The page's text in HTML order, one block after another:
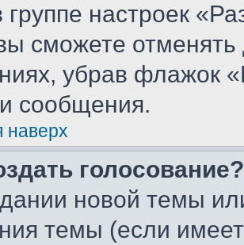
группе настроек
сможете
убрав флажок
сообщения.
наверх
голосование?
новой темы
темы (если